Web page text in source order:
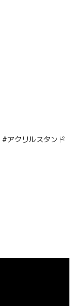
アクリルスタンド